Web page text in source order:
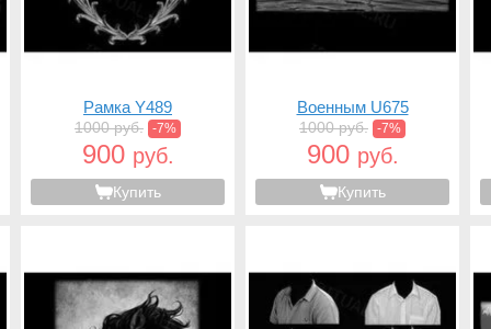
Рамка Y489
1000 руб. -7%
900 руб.
Купить
Военным U675
1000 руб. -7%
900 руб.
Купить